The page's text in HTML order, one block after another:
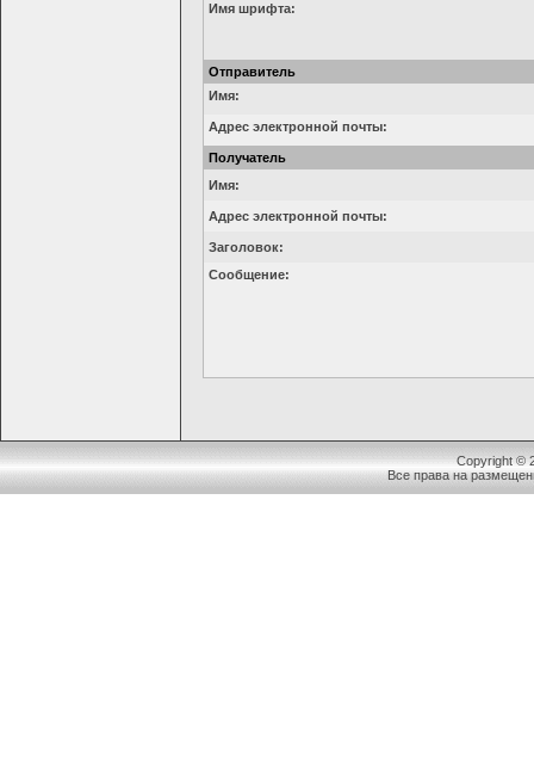
Имя шрифта:
Отправитель
Имя:
Адрес электронной почты:
Получатель
Имя:
Адрес электронной почты:
Заголовок:
Сообщение:
Copyright ©
Все права на